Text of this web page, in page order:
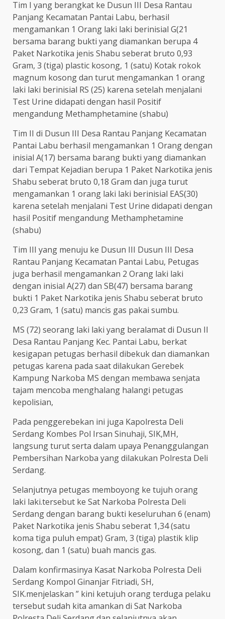
Tim I yang berangkat ke Dusun III Desa Rantau
Panjang Kecamatan Pantai Labu, berhasil
mengamankan 1 Orang laki laki berinisial G(21
bersama barang bukti yang diamankan berupa 4
Paket Narkotika jenis Shabu seberat bruto 0,93
Gram, 3 (tiga) plastic kosong, 1 (satu) Kotak rokok
magnum kosong dan turut mengamankan 1 orang
laki laki berinisial RS (25) karena setelah menjalani
Test Urine didapati dengan hasil Positif
mengandung Methamphetamine (shabu)
Tim II di Dusun III Desa Rantau Panjang Kecamatan
Pantai Labu berhasil mengamankan 1 Orang dengan
inisial A(17) bersama barang bukti yang diamankan
dari Tempat Kejadian berupa 1 Paket Narkotika jenis
Shabu seberat bruto 0,18 Gram dan juga turut
mengamankan 1 orang laki laki berinisial EAS(30)
karena setelah menjalani Test Urine didapati dengan
hasil Positif mengandung Methamphetamine
(shabu)
Tim III yang menuju ke Dusun III Dusun III Desa
Rantau Panjang Kecamatan Pantai Labu, Petugas
juga berhasil mengamankan 2 Orang laki laki
dengan inisial A(27) dan SB(47) bersama barang
bukti 1 Paket Narkotika jenis Shabu seberat bruto
0,23 Gram, 1 (satu) mancis gas pakai sumbu.
MS (72) seorang laki laki yang beralamat di Dusun II
Desa Rantau Panjang Kec. Pantai Labu, berkat
kesigapan petugas berhasil dibekuk dan diamankan
petugas karena pada saat dilakukan Gerebek
Kampung Narkoba MS dengan membawa senjata
tajam mencoba menghalang halangi petugas
kepolisian,
Pada penggerebekan ini juga Kapolresta Deli
Serdang Kombes Pol Irsan Sinuhaji, SIK,MH,
langsung turut serta dalam upaya Penanggulangan
Pembersihan Narkoba yang dilakukan Polresta Deli
Serdang.
Selanjutnya petugas memboyong ke tujuh orang
laki laki.tersebut ke Sat Narkoba Polresta Deli
Serdang dengan barang bukti keseluruhan 6 (enam)
Paket Narkotika jenis Shabu seberat 1,34 (satu
koma tiga puluh empat) Gram, 3 (tiga) plastik klip
kosong, dan 1 (satu) buah mancis gas.
Dalam konfirmasinya Kasat Narkoba Polresta Deli
Serdang Kompol Ginanjar Fitriadi, SH,
SIK.menjelaskan ” kini ketujuh orang terduga pelaku
tersebut sudah kita amankan di Sat Narkoba